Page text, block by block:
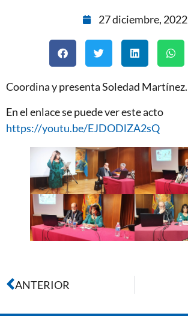
27 diciembre, 2022
Coordina y presenta Soledad Martínez.
En el enlace se puede ver este acto
https://youtu.be/EJDODlZA2sQ
ANTERIOR